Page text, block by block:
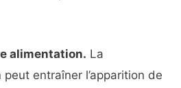
alimentation. La
entraîner l’apparition de